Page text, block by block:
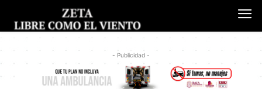
- Publicidad -